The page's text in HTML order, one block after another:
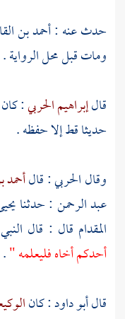
حدث عنه :أحمد بن
ومات قبل محل الرواية .
قالإبراهيم الحربي:
حديثا قط إلا حفظه .
وقالالحربي: قال
عبد الرحمن : حدثنا
المقدام قال : قال
أحدكم أخاه فليعلمه ".
قالأبو داود: كان